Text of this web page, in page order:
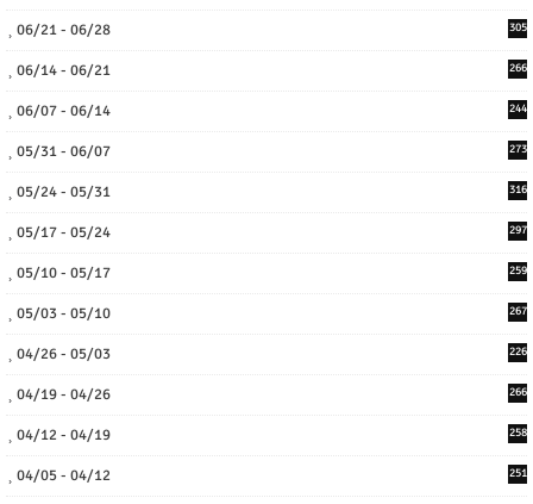
06/21 - 06/28 305
06/14 - 06/21 266
06/07 - 06/14 244
05/31 - 06/07 273
05/24 - 05/31 316
05/17 - 05/24 297
05/10 - 05/17 259
05/03 - 05/10 267
04/26 - 05/03 226
04/19 - 04/26 266
04/12 - 04/19 258
04/05 - 04/12 251